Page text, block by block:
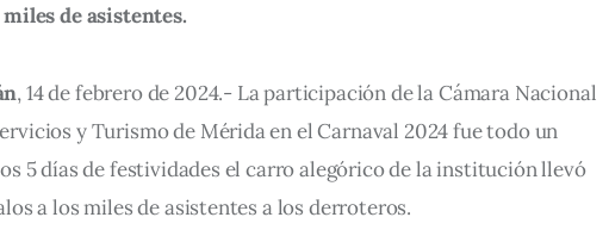
de asistentes.
, 14 de febrero de 2024.- La participación de la Cámara Nacional
y Turismo de Mérida en el Carnaval 2024 fue todo un
5 días de festividades el carro alegórico de la institución llevó
a los miles de asistentes a los derroteros.